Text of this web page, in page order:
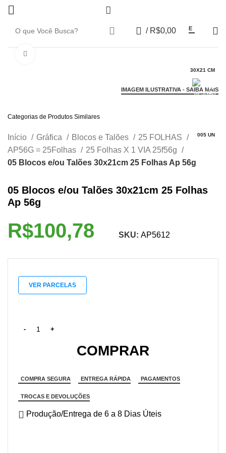
/ R$0,00 E
30X21 CM
005 UN
IMAGEM ILUSTRATIVA - SAIBA MAIS
Categorias de Produtos Similares
Início Gráfica Blocos e Talões
25 FOLHAS
AP56G = 25Folhas
25 Folhas X 1 VIA 25f56g
05 Blocos e/ou Talões 30x21cm 25 Folhas Ap 56g
05 Blocos e/ou Talões 30x21cm 25 Folhas
Ap 56g
R$ SKU: AP5612
VER PARCELAS
COMPRAR
COMPRA SEGURA ENTREGA RÁPIDA PAGAMENTOS
TROCAS E DEVOLUÇÕES
Produção/Entrega de 6 a 8 Dias Úteis